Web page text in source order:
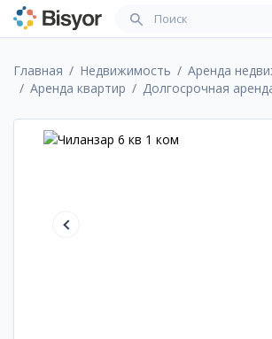
Главная Недвижимость
Аренда
Аренда квартир
Долгосрочная